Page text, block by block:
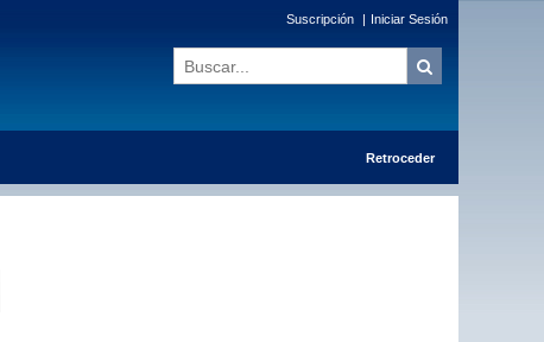
Suscripción | Iniciar Sesión
Retroceder